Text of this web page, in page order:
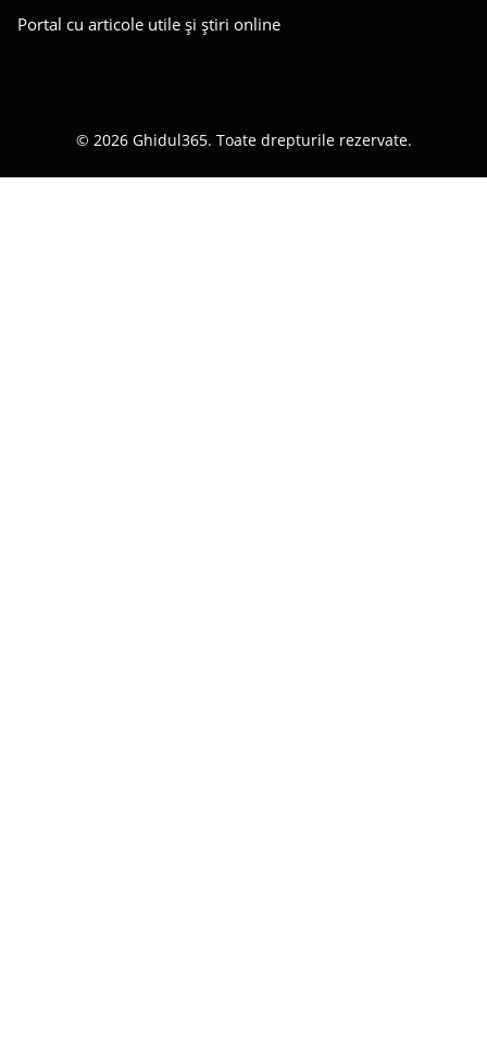
Portal cu articole utile și știri online
© 2026 Ghidul365. Toate drepturile rezervate.